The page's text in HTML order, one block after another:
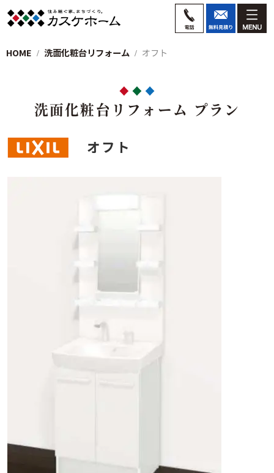
HOME 洗面化粧台リフォーム オフト
洗面化粧台リフォーム プラン
オフト